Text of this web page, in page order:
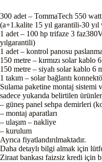
300 adet – TommaTech 550
(a+1.kalite 15 yıl garantili-30
1 adet – 100 hp trifaze 3
yılgarantili)
1 adet – kontrol panosu
150 metre – kırmızı solar kablo
150 metre – siyah solar kablo 6
1 takım – solar bağlantı
Sulama paketine montaj
sadece yukarıda belirtilen
– güneş panel sehpa demirleri
– montaj aparatları
– ulaşım – nakliye
– kurulum
Ayrıca fiyatlandırılmaktadır.
Daha detaylı bilgi almak için
Ziraat bankası faizsiz kredi için